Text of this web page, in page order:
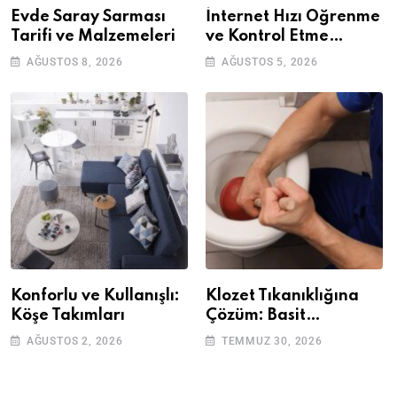
Evde Saray Sarması
Tarifi ve Malzemeleri
AĞUSTOS 8, 2026
İnternet Hızı Öğrenme
ve Kontrol Etme
Yöntemleri
AĞUSTOS 5, 2026
Konforlu ve Kullanışlı:
Köşe Takımları
AĞUSTOS 2, 2026
Klozet Tıkanıklığına
Çözüm: Basit
Adımlarla Klozetinizi
TEMMUZ 30, 2026